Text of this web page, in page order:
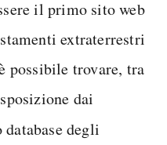
il primo sito web
extraterrestri
possibile trovare, tra
dai
degli